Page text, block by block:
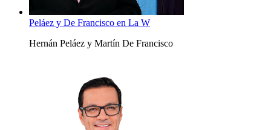
Peláez y De Francisco en La W
Hernán Peláez y Martín De Francisco